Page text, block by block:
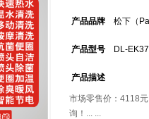
产品品牌 松下（
产品型号 DL-
产品描述
市场零售价：4118
询！... ...